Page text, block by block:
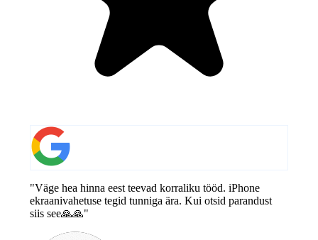
"Väge hea hinna eest teevad korraliku tööd. iPhone
ekraanivahetuse tegid tunniga ära. Kui otsid parandust
siis see🙏🙏"